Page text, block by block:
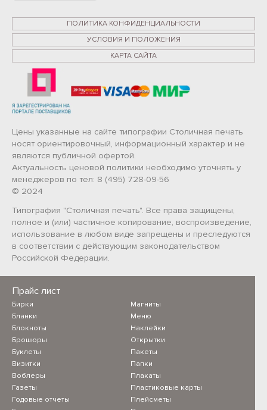
Прайс лист
Бирки
Бланки
Блокноты
Брошюры
Буклеты
Визитки
Воблеры
Газеты
Годовые отчеты
Магниты
Меню
Наклейки
Открытки
Пакеты
Папки
Плакаты
Пластиковые карты
Плейсметы
ПОЛИТИКА КОНФИДЕНЦИАЛЬНОСТИ
УСЛОВИЯ И ПОЛОЖЕНИЯ
КАРТА САЙТА
Цены указанные на сайте типографии Столичная печать
носят ориентировочный, информационный характер и не
являются публичной офертой.
Актуальность ценовой политики необходимо уточнять у
менеджеров по тел: 8 (495) 728-09-56
© 2024
Типография "Столичная печать". Все права защищены,
полное и (или) частичное копирование, воспроизведение,
использование в любом виде запрещены и преследуются
в соответствии с действующим законодательством
Российской Федерации.